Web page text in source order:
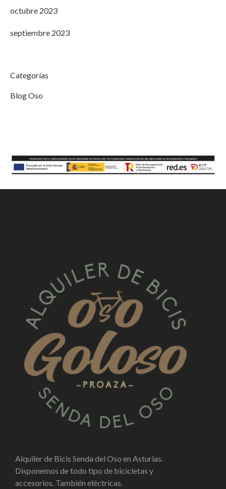
octubre 2023
septiembre 2023
Categorías
Blog Oso
Alquiler de Bicis Senda del Oso en Asturias.
Disponemos de todo tipo de bicicletas y
accesorios. También eléctricas.